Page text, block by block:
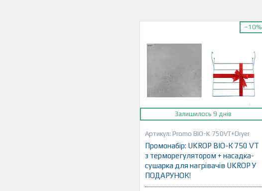
–10%
Залишилось 9 днів
Promo BIO-K 750VT+Dryer
Промонабір: UKROP BIО-К 750 VT
з терморегулятором + насадка-
сушарка для нагрівачів UKROP У
ПОДАРУНОК!